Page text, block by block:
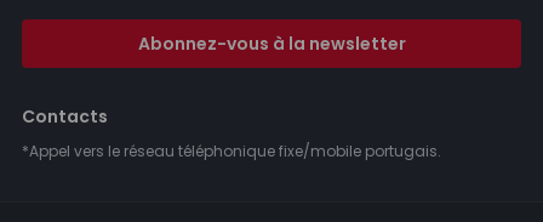
Abonnez-vous à la newsletter
Contacts
*Appel vers le réseau téléphonique fixe/mobile portugais.